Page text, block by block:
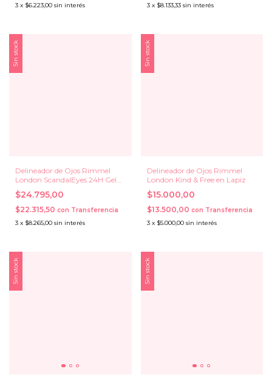
3 x $6.223,00 sin interés
3 x $8.133,33 sin interés
Sin stock
Delineador de Ojos Rimmel
London ScandalEyes 24H Gel
WP
$24.795,00
$22.315,50 con Transferencia
3 x $8.265,00 sin interés
Sin stock
Delineador de Ojos Rimmel
London Kind & Free en Lapiz
$15.000,00
$13.500,00 con Transferencia
3 x $5.000,00 sin interés
Sin stock Sin stock